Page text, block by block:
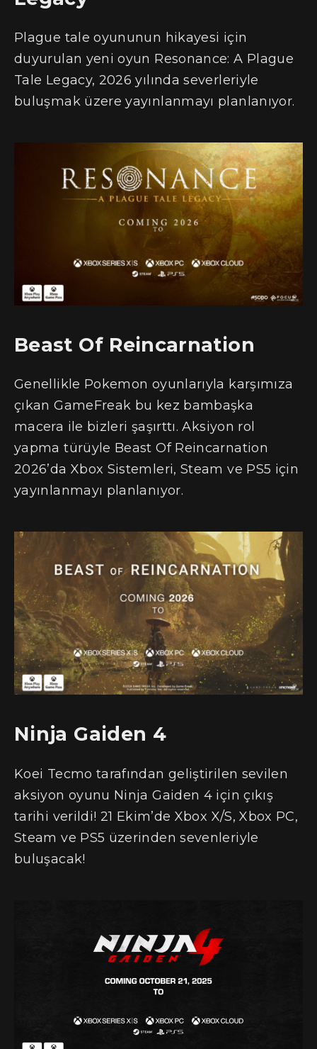
Plague tale oyununun hikayesi için
duyurulan yeni oyun Resonance: A Plague
Tale Legacy, 2026 yılında severleriyle
buluşmak üzere yayınlanmayı planlanıyor.
Beast Of Reincarnation
Genellikle Pokemon oyunlarıyla karşımıza
çıkan GameFreak bu kez bambaşka
macera ile bizleri şaşırttı. Aksiyon rol
yapma türüyle Beast Of Reincarnation
2026’da Xbox Sistemleri, Steam ve PS5 için
yayınlanmayı planlanıyor.
Ninja Gaiden 4
Koei Tecmo tarafından geliştirilen sevilen
aksiyon oyunu Ninja Gaiden 4 için çıkış
tarihi verildi! 21 Ekim’de Xbox X/S, Xbox PC,
Steam ve PS5 üzerinden sevenleriyle
buluşacak!